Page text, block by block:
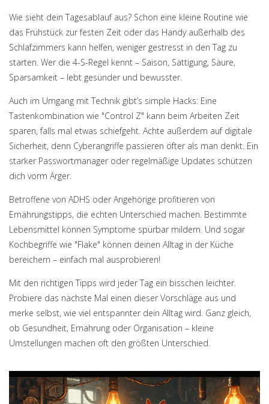
Wie sieht dein Tagesablauf aus? Schon eine kleine Routine wie
das Frühstück zur festen Zeit oder das Handy außerhalb des
Schlafzimmers kann helfen, weniger gestresst in den Tag zu
starten. Wer die 4-S-Regel kennt – Saison, Sättigung, Säure,
Sparsamkeit – lebt gesünder und bewusster.
Auch im Umgang mit Technik gibt’s simple Hacks: Eine
Tastenkombination wie "Control Z" kann beim Arbeiten Zeit
sparen, falls mal etwas schiefgeht. Achte außerdem auf digitale
Sicherheit, denn Cyberangriffe passieren öfter als man denkt. Ein
starker Passwortmanager oder regelmäßige Updates schützen
dich vorm Ärger.
Betroffene von ADHS oder Angehörige profitieren von
Ernährungstipps, die echten Unterschied machen. Bestimmte
Lebensmittel können Symptome spürbar mildern. Und sogar
Kochbegriffe wie "Flake" können deinen Alltag in der Küche
bereichern – einfach mal ausprobieren!
Mit den richtigen Tipps wird jeder Tag ein bisschen leichter.
Probiere das nächste Mal einen dieser Vorschläge aus und
merke selbst, wie viel entspannter dein Alltag wird. Ganz gleich,
ob Gesundheit, Ernährung oder Organisation – kleine
Umstellungen machen oft den größten Unterschied.